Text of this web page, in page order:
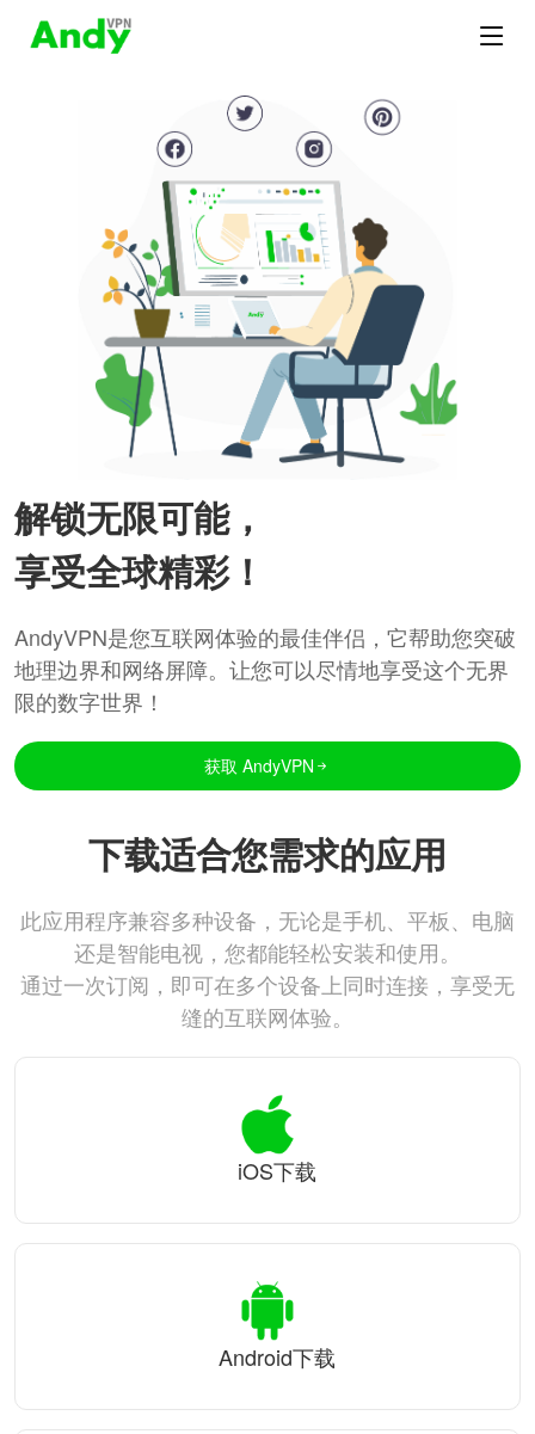
解锁无限可能，
享受全球精彩！
AndyVPN是您互联网体验的最佳伴侣，它帮助您突破
地理边界和网络屏障。让您可以尽情地享受这个无界
限的数字世界！
获取 AndyVPN
下载适合您需求的应用
此应用程序兼容多种设备，无论是手机、平板、电脑
还是智能电视，您都能轻松安装和使用。
通过一次订阅，即可在多个设备上同时连接，享受无
缝的互联网体验。
iOS下载
Android下载